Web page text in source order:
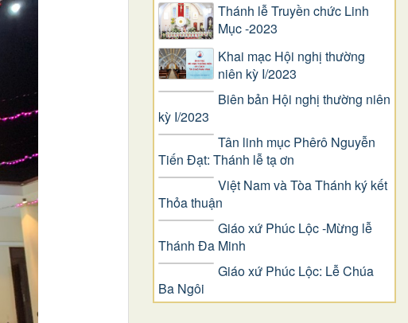
Thánh lễ Truyền chức Linh
Mục -2023
Khai mạc Hội nghị thường
niên kỳ I/2023
Biên bản Hội nghị thường niên
kỳ I/2023
Tân linh mục Phêrô Nguyễn
Tiến Đạt: Thánh lễ tạ ơn
Việt Nam và Tòa Thánh ký kết
Thỏa thuận
Giáo xứ Phúc Lộc -Mừng lễ
Thánh Đa Minh
Giáo xứ Phúc Lộc: Lễ Chúa
Ba Ngôi